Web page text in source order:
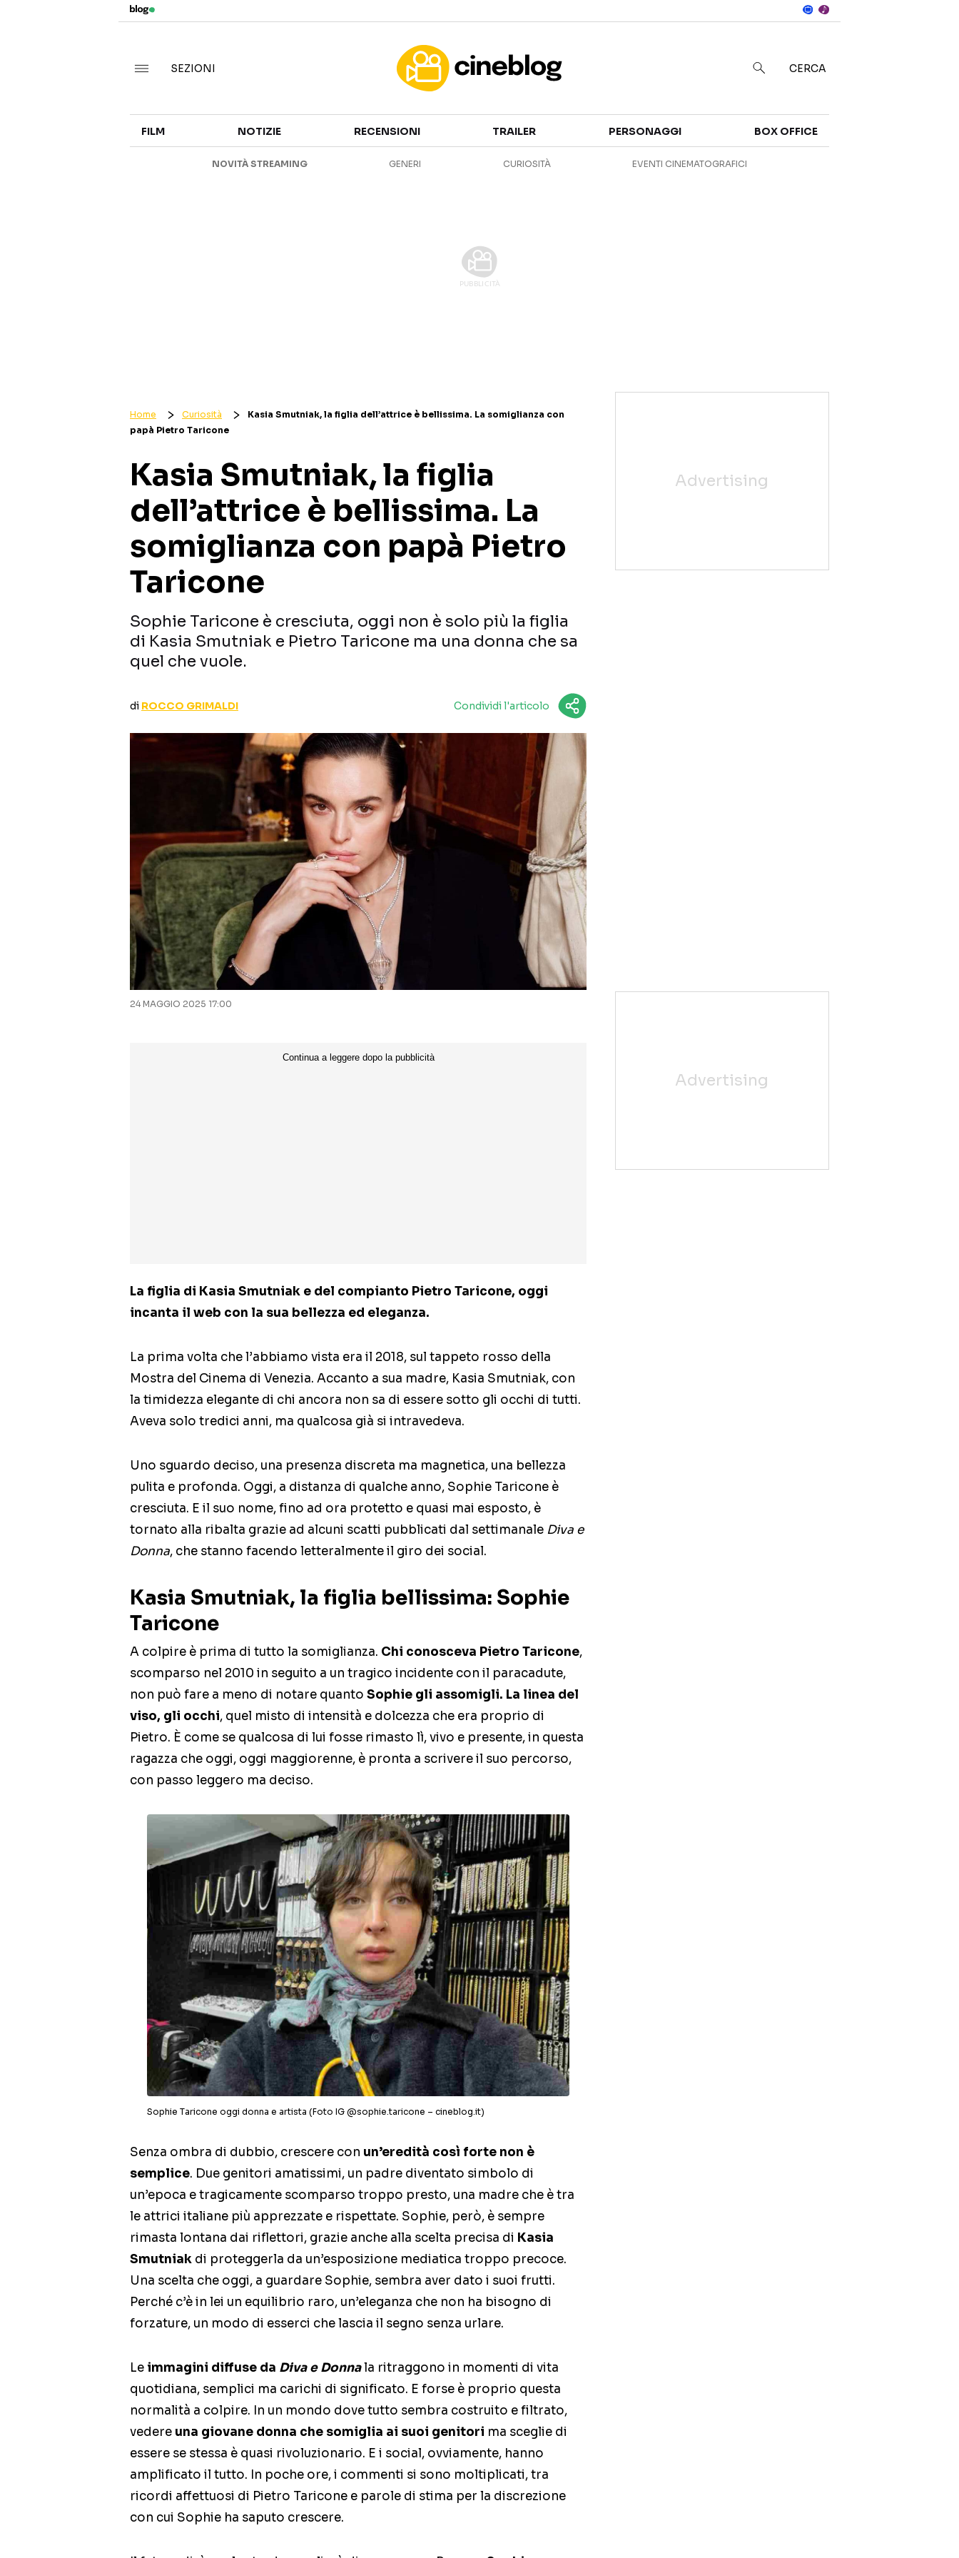
CANALI STREAMING
CURIOSITÀ
SEZIONI CERCA
FILM NOTIZIE RECENSIONI TRAILER PERSONAGGI BOX OFFICE
NOVITÀ STREAMING GENERI CURIOSITÀ EVENTI CINEMATOGRAFICI
Home Curiosità
Kasia Smutniak, la figlia dell’attrice è bellissima. La somiglianza con
papà Pietro Taricone
Kasia Smutniak, la figlia
dell’attrice è bellissima. La
somiglianza con papà Pietro
Taricone
Sophie Taricone è cresciuta, oggi non è solo più la figlia
di Kasia Smutniak e Pietro Taricone ma una donna che sa
quel che vuole.
di ROCCO GRIMALDI Condividi l'articolo
24 MAGGIO 2025 17:00
La figlia di Kasia Smutniak e del compianto Pietro Taricone, oggi
incanta il web con la sua bellezza ed eleganza.
La prima volta che l’abbiamo vista era il 2018, sul tappeto rosso della
Mostra del Cinema di Venezia. Accanto a sua madre, Kasia Smutniak, con
la timidezza elegante di chi ancora non sa di essere sotto gli occhi di tutti.
Aveva solo tredici anni, ma qualcosa già si intravedeva.
Uno sguardo deciso, una presenza discreta ma magnetica, una bellezza
pulita e profonda. Oggi, a distanza di qualche anno, Sophie Taricone è
cresciuta. E il suo nome, fino ad ora protetto e quasi mai esposto, è
tornato alla ribalta grazie ad alcuni scatti pubblicati dal settimanale Diva e
Donna, che stanno facendo letteralmente il giro dei social.
Kasia Smutniak, la figlia bellissima: Sophie
Taricone
A colpire è prima di tutto la somiglianza. Chi conosceva Pietro Taricone,
scomparso nel 2010 in seguito a un tragico incidente con il paracadute,
non può fare a meno di notare quanto Sophie gli assomigli. La linea del
viso, gli occhi, quel misto di intensità e dolcezza che era proprio di
Pietro. È come se qualcosa di lui fosse rimasto lì, vivo e presente, in questa
ragazza che oggi, oggi maggiorenne, è pronta a scrivere il suo percorso,
con passo leggero ma deciso.
Sophie Taricone oggi donna e artista (Foto IG @sophie.taricone – cineblog.it)
Senza ombra di dubbio, crescere con un’eredità così forte non è
semplice. Due genitori amatissimi, un padre diventato simbolo di
un’epoca e tragicamente scomparso troppo presto, una madre che è tra
le attrici italiane più apprezzate e rispettate. Sophie, però, è sempre
rimasta lontana dai riflettori, grazie anche alla scelta precisa di Kasia
Smutniak di proteggerla da un’esposizione mediatica troppo precoce.
Una scelta che oggi, a guardare Sophie, sembra aver dato i suoi frutti.
Perché c’è in lei un equilibrio raro, un’eleganza che non ha bisogno di
forzature, un modo di esserci che lascia il segno senza urlare.
Le immagini diffuse da Diva e Donnala ritraggono in momenti di vita
quotidiana, semplici ma carichi di significato. E forse è proprio questa
normalità a colpire. In un mondo dove tutto sembra costruito e filtrato,
vedere una giovane donna che somiglia ai suoi genitori ma sceglie di
essere se stessa è quasi rivoluzionario. E i social, ovviamente, hanno
amplificato il tutto. In poche ore, i commenti si sono moltiplicati, tra
ricordi affettuosi di Pietro Taricone e parole di stima per la discrezione
con cui Sophie ha saputo crescere.